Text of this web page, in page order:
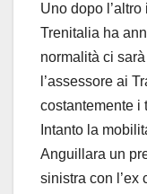
Uno dopo
Trenitalia ha
normalità ci
l’assessore ai
costantemente i
Intanto la
Anguillara un
sinistra con l’ex